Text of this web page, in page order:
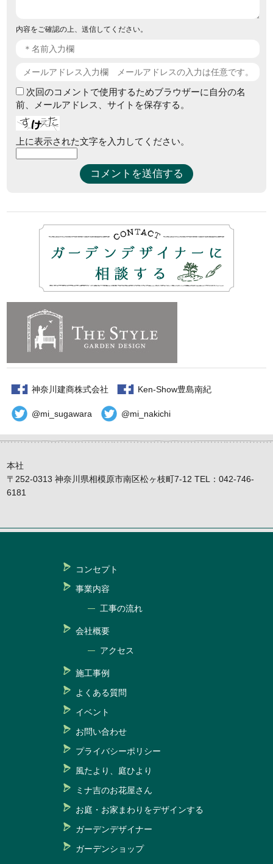
内容をご確認の上、送信してください。
次回のコメントで使用するためブラウザーに自分の名
前、メールアドレス、サイトを保存する。
上に表示された文字を入力してください。
神奈川建商株式会社 Ken-Show豊島南紀
@mi_sugawara @mi_nakichi
本社
〒252-0313 神奈川県相模原市南区松ヶ枝町7-12 TEL：042-746-
6181
コンセプト
事業内容
工事の流れ
会社概要
アクセス
施工事例
よくある質問
イベント
お問い合わせ
プライバシーポリシー
風たより、庭ひより
ミナ吉のお花屋さん
お庭・お家まわりをデザインする
ガーデンデザイナー
ガーデンショップ